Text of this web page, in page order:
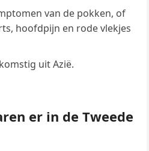
van de pokken, of
hoofdpijn en rode vlekjes
uit Azië.
er in de Tweede